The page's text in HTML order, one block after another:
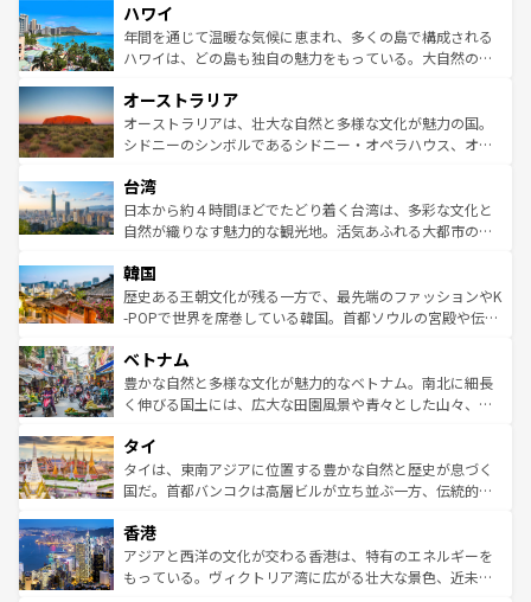
ば市内交通費無料で観光を楽しむこともできる。 なお、新
着のスイス情報はコンテンツ一覧 を参照してほしい。
のような巨大都市は、観光、ショッピング、エンターテイ
ンメントが詰まった刺激的なスポットだ。一方、アメリカ
西部には大自然が広がり、グランドキャニオンやイエロー
部のニューオーリンズでは、音楽と美食が融合した独特の
文化が魅力。旅行者はアメリカの各地域で異なる魅力を楽
しみながら、その多様性と豊かな歴史を感じることができ
ならではの贅沢な旅のスタイルだ。 なお、新着のアメリカ
情報はコンテンツ一覧を参照してほしい。
ハワイ
年間を通じて温暖な気候に恵まれ、多くの島で構成される
ハワイは、どの島も独自の魅力をもっている。大自然の神
ワイ島は見逃せない。また、定番の観光地といえばオアフ
島だが、静かな自然を求めるならマウイ島やカウアイ島が
おすすめ。エメラルドグリーンに輝く海をはじめ、豊かな
れるおもてなしの心で訪れる人々を迎えてくれるハワイの
人々、おいしいローカルフードやハワイアンミュージッ
ク、伝統的なフラダンスなど、すべてがハワイの魅力を彩
ワイを、存分に味わってほしい。 なお、新着のハワイ情報
はコンテンツ一覧を参照してほしい。
オーストラリア
オーストラリアは、壮大な自然と多様な文化が魅力の国。
シドニーのシンボルであるシドニー・オペラハウス、オー
リアリーフや大陸中央部にそびえるウルル（エアーズロッ
ク）、タスマニアの美しい原生林やケアンズの熱帯雨林な
ど、見どころがたくさん。また、カフェやワイン、オージ
いる。アクティビティも充実しており、サーフィンやダイ
ビング、ハイキングなど、アウトドア好きにはたまらな
い。オーストラリアの多彩な魅力を存分に味わいつくそ
参照してほしい。
台湾
日本から約４時間ほどでたどり着く台湾は、多彩な文化と
自然が織りなす魅力的な観光地。活気あふれる大都市の台
ン）、静ひつな山岳地帯である台湾東部など、都市の喧騒
と山間の静けさが共存しており、訪れる人に新しい発見と
驚きをもたらしてくれる。また、奥深い台湾の食文化も魅
容にもいいと評判のスイーツなど、バラエティ豊かな料理
が味わえる。 なお、新着の台湾情報は コンテンツ一覧を参
照してほしい。
韓国
歴史ある王朝文化が残る一方で、最先端のファッションやK
-POPで世界を席巻している韓国。首都ソウルの宮殿や伝統
き、地方に足を延ばせば四季折々の自然美を楽しむことが
できる。そして、キムチや焼肉、絶品のストリートフード
まで、さまざまな韓国料理が待っている。夜には、韓国な
リティに包まれながら、韓国の多彩な魅力を心ゆくまで味
わってみてほしい。 なお、新着の韓国情報はコンテンツ一
覧を参照してほしい。
ベトナム
豊かな自然と多様な文化が魅力的なベトナム。南北に細長
く伸びる国土には、広大な田園風景や青々とした山々、世
急速な発展と共に伝統が息づく。ハノイの古い町並みやホ
ーチミン市のフランス統治時代の建物も、独特の雰囲気を
醸し出している。また、バラエティの豊かさとおいしさで
とつ。フォーやバインミー、ベトナムコーヒーなどは、ぜ
ひ現地で味わいたい。どの地域を訪れてもあたたかい人々
が旅行者を迎えてくれるので、きっと忘れられない旅にな
タイ
タイは、東南アジアに位置する豊かな自然と歴史が息づく
国だ。首都バンコクは高層ビルが立ち並ぶ一方、伝統的な
の活気が交差している。北部ではチェンマイなどの山岳地
帯で自然と触れ合い、南部ではプーケットやクラビの美し
いビーチでリゾート気分を楽しむことができる。タイ料理
香港
アジアと西洋の文化が交わる香港は、特有のエネルギーを
もっている。ヴィクトリア湾に広がる壮大な景色、近未来